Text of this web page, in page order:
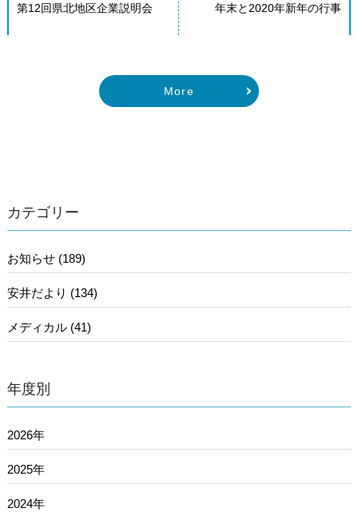
第12回県北地区企業説明会 年末と2020年新年の行事
More
カテゴリー
お知らせ (189)
安井だより (134)
メディカル (41)
年度別
2026年
2025年
2024年